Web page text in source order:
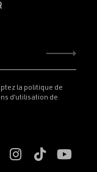
la politique de
d’utilisation de
Retrouvez